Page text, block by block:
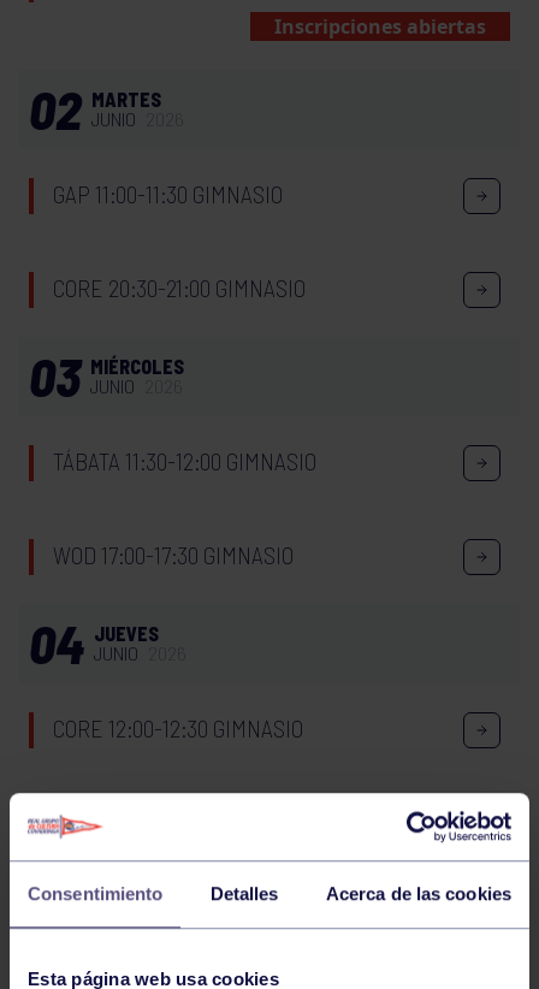
Consentimiento Detalles Acerca de las cookies
Esta página web usa cookies
Inscripciones abiertas
02 MARTES
JUNIO
GAP 11:00-11:30 GIMNASIO
CORE 20:30-21:00 GIMNASIO
03 MIÉRCOLES
JUNIO
TÁBATA 11:30-12:00 GIMNASIO
WOD 17:00-17:30 GIMNASIO
04 JUEVES
JUNIO
CORE 12:00-12:30 GIMNASIO
GAP 17:00-17:30 GIMNASIO